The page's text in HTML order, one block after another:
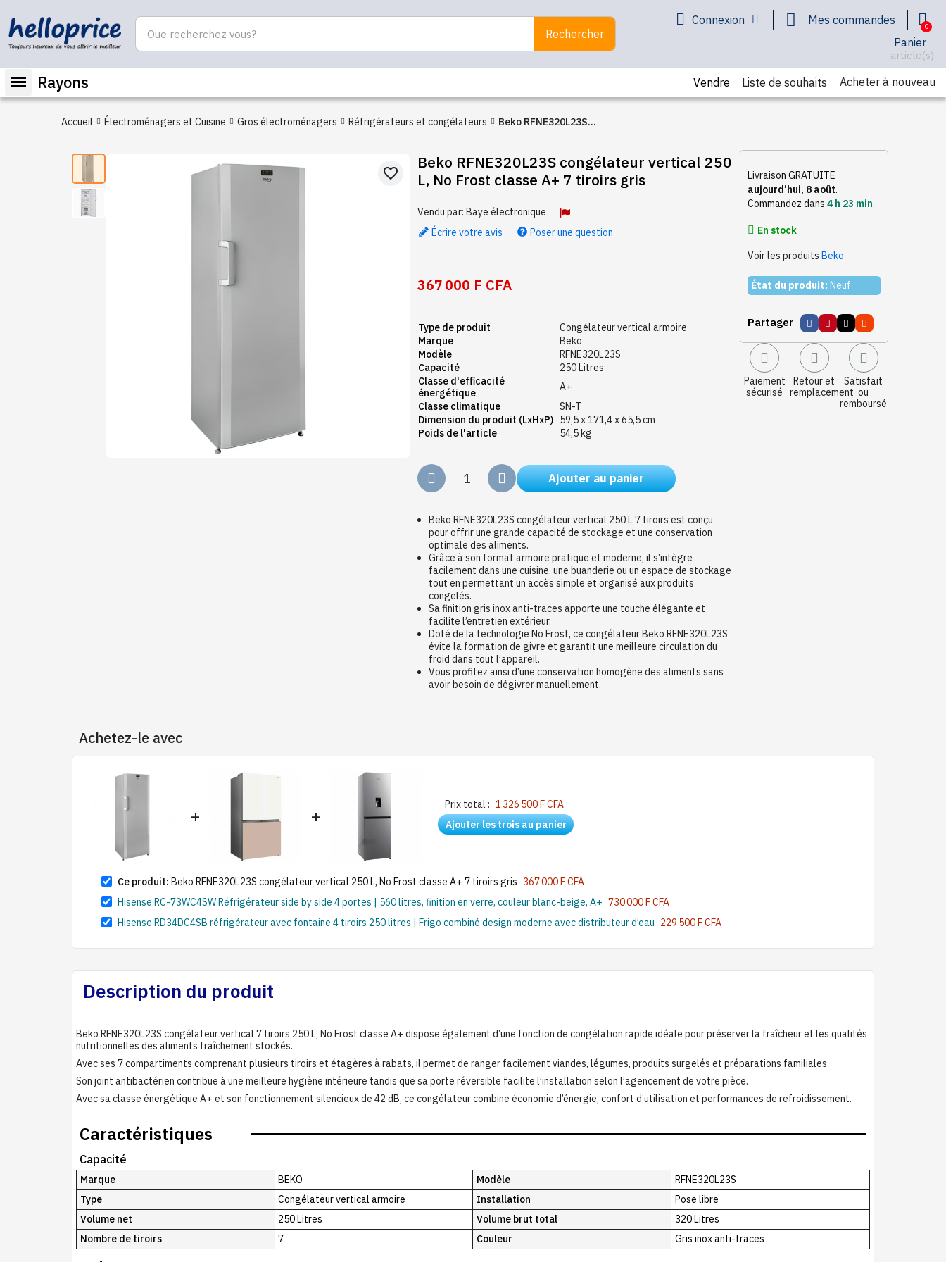
Rechercher
Connexion
Mes commandes
Panier
article(s)
Rayons Vendre Liste de souhaits Acheter à nouveau
Accueil Électroménagers et Cuisine Gros électroménagers Réfrigérateurs et congélateurs
Beko RFNE320L23S
Frost classe A+ 7 tiroirs gris
favorite_border
Beko RFNE320L23S congélateur vertical 250
L, No Frost classe A+ 7 tiroirs gris
Vendu par:Baye électronique
Écrire votre avis
Poser une question
367 000 F CFA
Type de produit
Congélateur vertical armoire
Marque
Beko
Modèle
RFNE320L23S
Capacité
250 Litres
Classe d'efficacité
énergétique
A+
Classe climatique
SN-T
Dimension du produit (LxHxP) 59,5 x 171,4 x 65,5 cm
Poids de l'article
54,5 kg
Ajouter au panier
Beko RFNE320L23S congélateur vertical 250 L 7 tiroirs est conçu
pour offrir une grande capacité de stockage et une conservation
optimale des aliments.
Grâce à son format armoire pratique et moderne, il s’intègre
facilement dans une cuisine, une buanderie ou un espace de stockage
tout en permettant un accès simple et organisé aux produits
congelés.
Sa finition gris inox anti-traces apporte une touche élégante et
facilite l’entretien extérieur.
Doté de la technologie No Frost, ce congélateur Beko RFNE320L23S
évite la formation de givre et garantit une meilleure circulation du
froid dans tout l’appareil.
Vous profitez ainsi d’une conservation homogène des aliments sans
avoir besoin de dégivrer manuellement.
Livraison GRATUITE
aujourd’hui, 8 août.
Commandez dans4 h 23 min.
En stock
Voir les produits Beko
État du produit: Neuf
Partager
Paiement
sécurisé
Retour et
remplacement
Satisfait
ou
remboursé
Achetez-le avec
+ +
Prix total : 1 326 500 F CFA
Ajouter les trois au panier
Ce produit: Beko RFNE320L23S congélateur vertical 250 L, No Frost classe A+ 7 tiroirs gris 367 000 F CFA
Hisense RC-73WC4SW Réfrigérateur side by side 4 portes | 560 litres, finition en verre, couleur blanc-beige, A+ 730 000 F CFA
Hisense RD34DC4SB réfrigérateur avec fontaine 4 tiroirs 250 litres | Frigo combiné design moderne avec distributeur d’eau 229 500 F CFA
Description du produit
Beko RFNE320L23S congélateur vertical 7 tiroirs 250 L, No Frost classe A+ dispose également d’une fonction de congélation rapide idéale pour préserver la fraîcheur et les qualités
nutritionnelles des aliments fraîchement stockés.
Avec ses 7 compartiments comprenant plusieurs tiroirs et étagères à rabats, il permet de ranger facilement viandes, légumes, produits surgelés et préparations familiales.
Son joint antibactérien contribue à une meilleure hygiène intérieure tandis que sa porte réversible facilite l’installation selon l’agencement de votre pièce.
Avec sa classe énergétique A+ et son fonctionnement silencieux de 42 dB, ce congélateur combine économie d’énergie, confort d’utilisation et performances de refroidissement.
Caractéristiques
Capacité
Marque BEKO Modèle
RFNE320L23S
Type
Congélateur vertical armoire Installation
Pose libre
Volume net
250 Litres Volume brut total
320 Litres
Nombre de tiroirs
7 Couleur Gris inox anti-traces